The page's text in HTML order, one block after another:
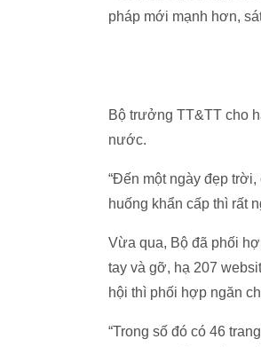
pháp mới mạnh hơn,
Bộ trưởng TT&TT cho
nước.
“Đến một ngày đẹp
huống khẩn cấp thì rất
Vừa qua, Bộ đã phối
tay và gỡ, hạ 207
hội thì phối hợp ngăn
“Trong số đó có 46